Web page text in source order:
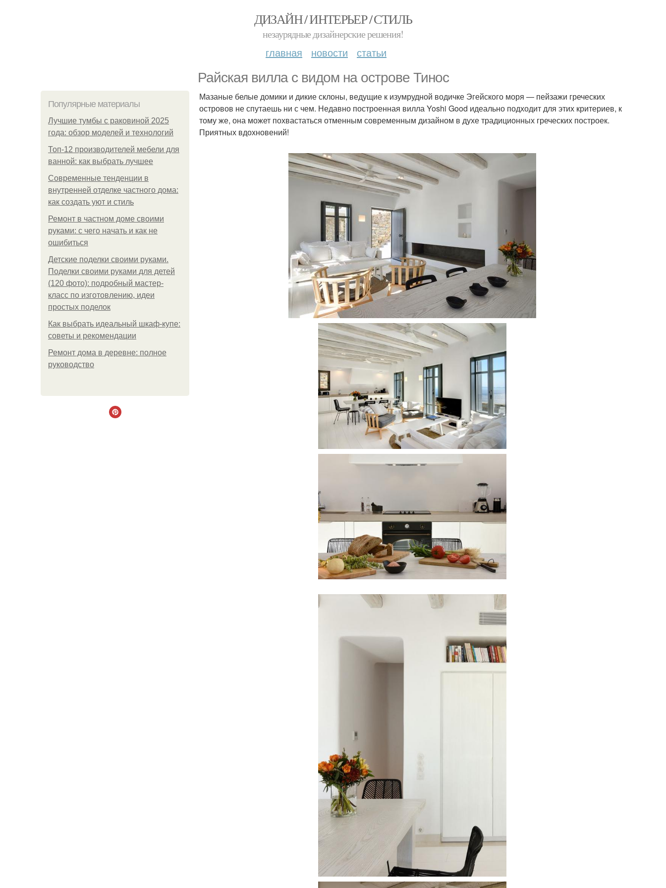
ДИЗАЙН / ИНТЕРЬЕР / СТИЛЬ
незаурядные дизайнерские решения!
главная новости статьи
Райская вилла с видом на острове Тинос
Популярные материалы
Лучшие тумбы с раковиной 2025
года: обзор моделей и технологий
Топ-12 производителей мебели для
ванной: как выбрать лучшее
Современные тенденции в
внутренней отделке частного дома:
как создать уют и стиль
Ремонт в частном доме своими
руками: с чего начать и как не
ошибиться
Детские поделки своими руками.
Поделки своими руками для детей
(120 фото): подробный мастер-
класс по изготовлению, идеи
простых поделок
Как выбрать идеальный шкаф-купе:
советы и рекомендации
Ремонт дома в деревне: полное
руководство
Мазаные белые домики и дикие склоны, ведущие к изумрудной водичке Эгейского моря — пейзажи греческих
островов не спутаешь ни с чем. Недавно построенная вилла Yoshi Good идеально подходит для этих критериев, к
тому же, она может похвастаться отменным современным дизайном в духе традиционных греческих построек.
Приятных вдохновений!